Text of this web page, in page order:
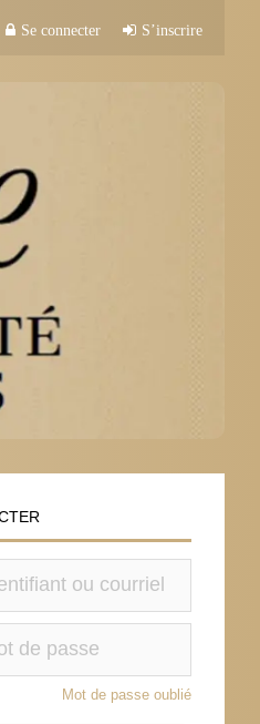
Se connecter S’inscrire
Mot de passe oublié